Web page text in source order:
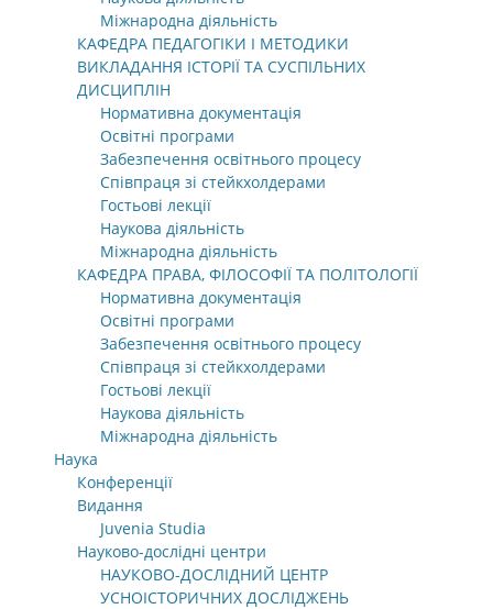
Міжнародна діяльність
КАФЕДРА ПЕДАГОГІКИ І МЕТОДИКИ
ВИКЛАДАННЯ ІСТОРІЇ ТА СУСПІЛЬНИХ
ДИСЦИПЛІН
Нормативна документація
Освітні програми
Забезпечення освітнього процесу
Співпраця зі стейкхолдерами
Гостьові лекції
Наукова діяльність
Міжнародна діяльність
КАФЕДРА ПРАВА, ФІЛОСОФІЇ ТА ПОЛІТОЛОГІЇ
Нормативна документація
Освітні програми
Забезпечення освітнього процесу
Співпраця зі стейкхолдерами
Гостьові лекції
Наукова діяльність
Міжнародна діяльність
Наука
Конференції
Видання
Juvenia Studia
Науково-дослідні центри
НАУКОВО-ДОСЛІДНИЙ ЦЕНТР
УСНОІСТОРИЧНИХ ДОСЛІДЖЕНЬ